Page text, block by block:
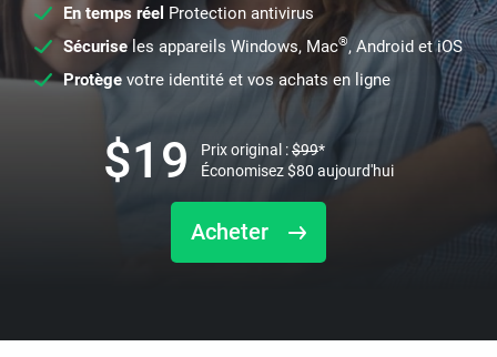
En temps réel Protection antivirus
Sécuriseles appareils Windows, Mac®, Android et iOS
Protège votre identité et vos achats en ligne
Acheter
$19 Prix original :$99*
Économisez$80 aujourd'hui